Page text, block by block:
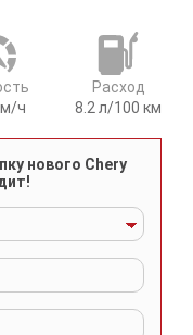
нового Chery
ч
Расход
8.2 л/100 км